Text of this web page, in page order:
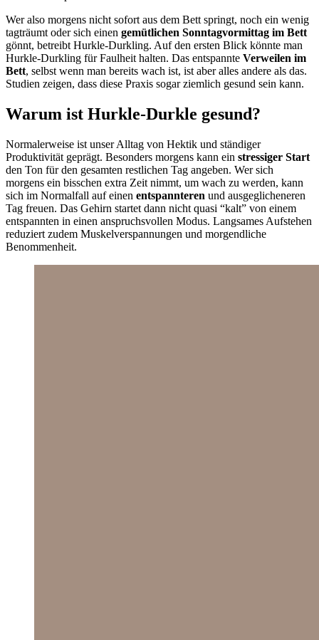
Wer also morgens nicht sofort aus dem Bett springt, noch ein wenig
tagträumt oder sich einen gemütlichen Sonntagvormittag im Bett
gönnt, betreibt Hurkle-Durkling. Auf den ersten Blick könnte man
Hurkle-Durkling für Faulheit halten. Das entspannte Verweilen im
Bett, selbst wenn man bereits wach ist, ist aber alles andere als das.
Studien zeigen, dass diese Praxis sogar ziemlich gesund sein kann.
Warum ist Hurkle-Durkle gesund?
Normalerweise ist unser Alltag von Hektik und ständiger
Produktivität geprägt. Besonders morgens kann ein stressiger Start
den Ton für den gesamten restlichen Tag angeben. Wer sich
morgens ein bisschen extra Zeit nimmt, um wach zu werden, kann
sich im Normalfall auf einen entspannteren und ausgeglicheneren
Tag freuen. Das Gehirn startet dann nicht quasi “kalt” von einem
entspannten in einen anspruchsvollen Modus. Langsames Aufstehen
reduziert zudem Muskelverspannungen und morgendliche
Benommenheit.